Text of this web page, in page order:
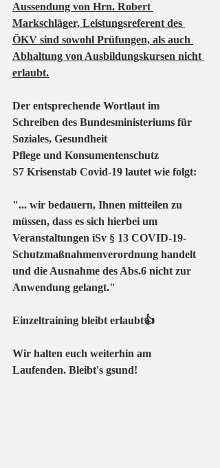
Aussendung von Hrn. Robert
Markschläger, Leistungsreferent des
ÖKV sind sowohl Prüfungen, als auch
Abhaltung von Ausbildungskursen nicht
erlaubt.
Der entsprechende Wortlaut im
Schreiben des Bundesministeriums für
Soziales, Gesundheit
Pflege und Konsumentenschutz
S7 Krisenstab Covid-19 lautet wie folgt:
"... wir bedauern, Ihnen mitteilen zu
müssen, dass es sich hierbei um
Veranstaltungen iSv § 13 COVID-19-
Schutzmaßnahmenverordnung handelt
und die Ausnahme des Abs.6 nicht zur
Anwendung gelangt."
Einzeltraining bleibt erlaubt👍
Wir halten euch weiterhin am
Laufenden. Bleibt's gsund!